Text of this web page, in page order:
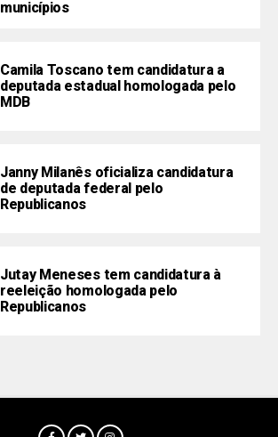
municípios
Camila Toscano tem candidatura a
deputada estadual homologada pelo
MDB
Janny Milanês oficializa candidatura
de deputada federal pelo
Republicanos
Jutay Meneses tem candidatura à
reeleição homologada pelo
Republicanos